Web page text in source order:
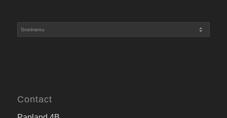
Contact